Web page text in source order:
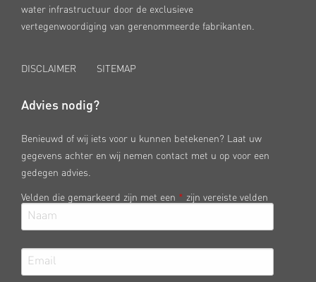
water infrastructuur door de exclusieve
vertegenwoordiging van gerenommeerde fabrikanten.
DISCLAIMER SITEMAP
Advies nodig?
Benieuwd of wij iets voor u kunnen betekenen? Laat uw
gegevens achter en wij nemen contact met u op voor een
gedegen advies.
Velden die gemarkeerd zijn met een * zijn vereiste velden